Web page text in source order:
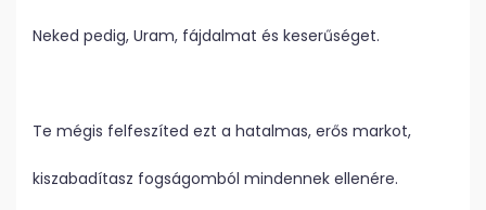
Neked pedig, Uram, fájdalmat és keserűséget.
Te mégis felfeszíted ezt a hatalmas, erős markot,
kiszabadítasz fogságomból mindennek ellenére.